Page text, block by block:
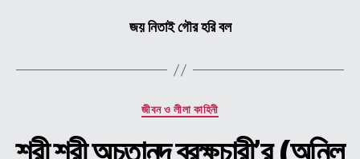
জয় নিতাই গৌর হরি বল
Categories
জীবন ও লীলা কাহিনী